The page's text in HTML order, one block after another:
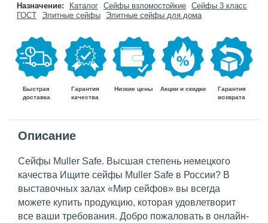
Назначение:
Каталог Сейфы взломостойкие Сейфы 3 класс
ГОСТ
Элитные сейфы Элитные сейфы для дома
Быстрая
доставка
Гарантия
качества
Низкие цены Акции и скидки
Гарантия
возврата
Описание
Сейфы Muller Safe. Высшая степень немецкого
качества Ищите сейфы Muller Safe в России? В
выставочных залах «Мир сейфов» вы всегда
можете купить продукцию, которая удовлетворит
все ваши требования. Добро пожаловать в онлайн-